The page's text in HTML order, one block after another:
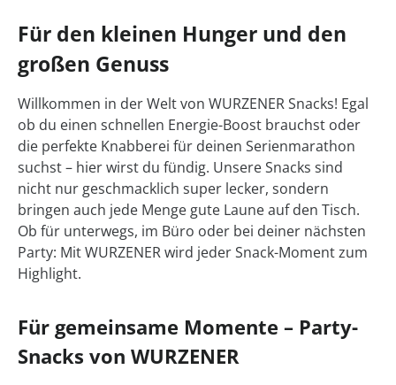
Für den kleinen Hunger und den
großen Genuss
Willkommen in der Welt von WURZENER Snacks! Egal
ob du einen schnellen Energie-Boost brauchst oder
die perfekte Knabberei für deinen Serienmarathon
suchst – hier wirst du fündig. Unsere Snacks sind
nicht nur geschmacklich super lecker, sondern
bringen auch jede Menge gute Laune auf den Tisch.
Ob für unterwegs, im Büro oder bei deiner nächsten
Party: Mit WURZENER wird jeder Snack-Moment zum
Highlight.
Für gemeinsame Momente – Party-
Snacks von WURZENER